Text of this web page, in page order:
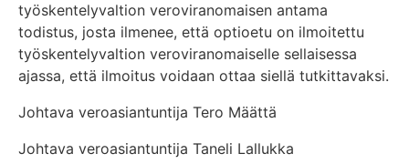
työskentelyvaltion veroviranomaisen antama
todistus, josta ilmenee, että optioetu on ilmoitettu
työskentelyvaltion veroviranomaiselle sellaisessa
ajassa, että ilmoitus voidaan ottaa siellä tutkittavaksi.
Johtava veroasiantuntija Tero Määttä
Johtava veroasiantuntija Taneli Lallukka